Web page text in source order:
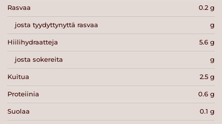
Rasvaa 0.2 g
josta tyydyttynyttä rasvaa g
Hiilihydraatteja 5.6 g
josta sokereita g
Kuitua 2.5 g
Proteiinia 0.6 g
Suolaa 0.1 g